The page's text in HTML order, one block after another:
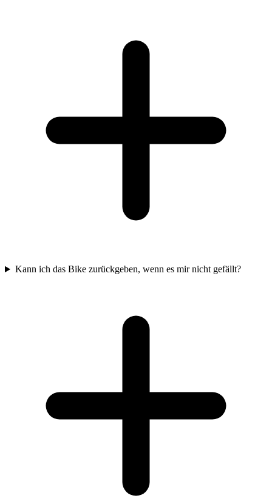
Kann ich das Bike zurückgeben, wenn es mir nicht gefällt?